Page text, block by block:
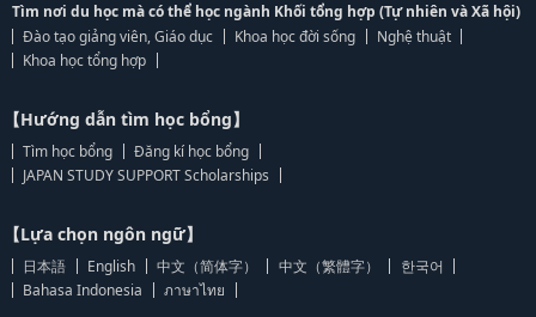
Tìm nơi du học mà có thể học ngành Khối tổng hợp (Tự nhiên và Xã hội)
Đào tạo giảng viên, Giáo dục
Khoa học đời sống
Nghệ thuật
Khoa học tổng hợp
【Hướng dẫn tìm học bổng】
Tìm học bổng
Đăng kí học bổng
JAPAN STUDY SUPPORT Scholarships
【Lựa chọn ngôn ngữ】
日本語 English 中文（简体字） 中文（繁體字）
한국어
Bahasa Indonesia
ภาษาไทย